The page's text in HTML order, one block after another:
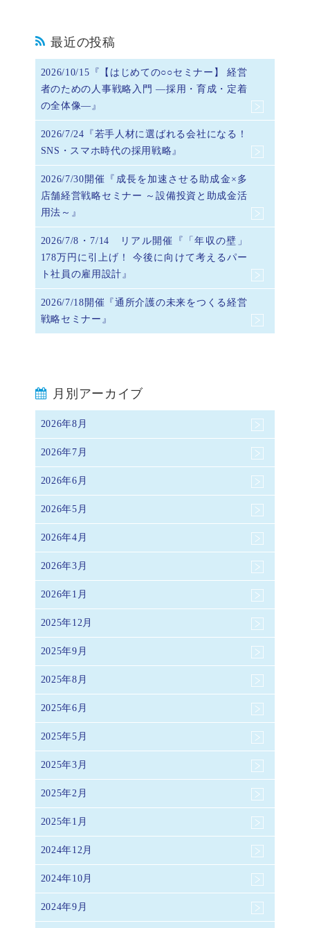
最近の投稿
2026/10/15『【はじめての○○セミナー】 経営
者のための人事戦略入門 ―採用・育成・定着
の全体像―』
2026/7/24『若手人材に選ばれる会社になる！
SNS・スマホ時代の採用戦略』
2026/7/30開催『成長を加速させる助成金×多
店舗経営戦略セミナー ～設備投資と助成金活
用法～』
2026/7/8・7/14 リアル開催『「年収の壁」
178万円に引上げ！ 今後に向けて考えるパー
ト社員の雇用設計』
2026/7/18開催『通所介護の未来をつくる経営
戦略セミナー』
月別アーカイブ
2026年8月
2026年7月
2026年6月
2026年5月
2026年4月
2026年3月
2026年1月
2025年12月
2025年9月
2025年8月
2025年6月
2025年5月
2025年3月
2025年2月
2025年1月
2024年12月
2024年10月
2024年9月